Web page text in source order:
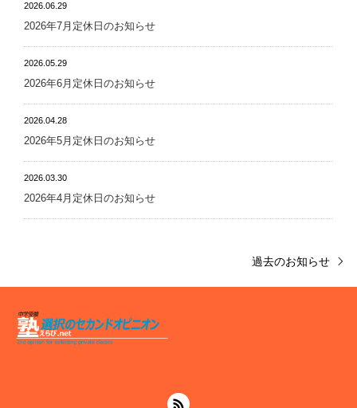
2026.06.29
2026年7月定休日のお知らせ
2026.05.29
2026年6月定休日のお知らせ
2026.04.28
2026年5月定休日のお知らせ
2026.03.30
2026年4月定休日のお知らせ
過去のお知らせ